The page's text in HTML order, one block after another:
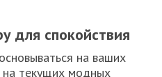
для спокойствия
на ваших
текущих модных